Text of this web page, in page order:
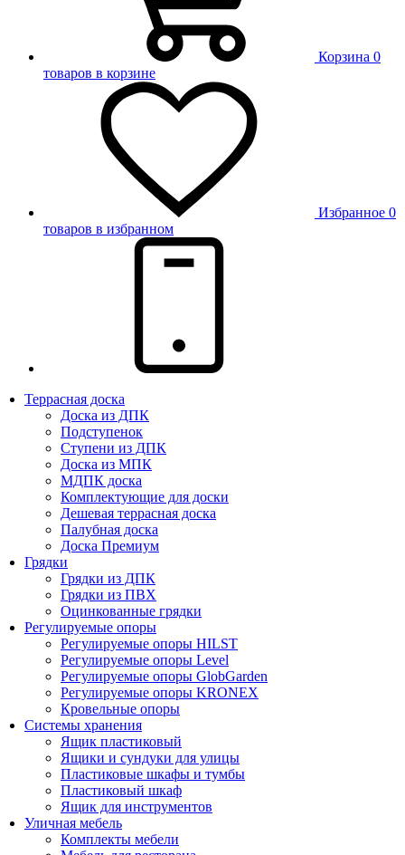
Корзина 0
товаров в корзине
Избранное 0
товаров в избранном
Террасная доска
Доска из ДПК
Подступенок
Ступени из ДПК
Доска из МПК
МДПК доска
Комплектующие для доски
Дешевая террасная доска
Палубная доска
Доска Премиум
Грядки
Грядки из ДПК
Грядки из ПВХ
Оцинкованные грядки
Регулируемые опоры
Регулируемые опоры HILST
Регулируемые опоры Level
Регулируемые опоры GlobGarden
Регулируемые опоры KRONEX
Кровельные опоры
Системы хранения
Ящик пластиковый
Ящики и сундуки для улицы
Пластиковые шкафы и тумбы
Пластиковый шкаф
Ящик для инструментов
Уличная мебель
Комплекты мебели